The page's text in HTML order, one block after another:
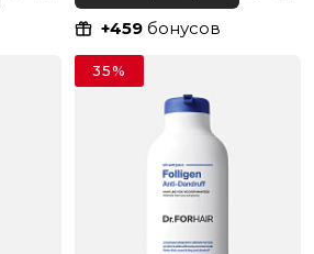
+459 бонусов
35%